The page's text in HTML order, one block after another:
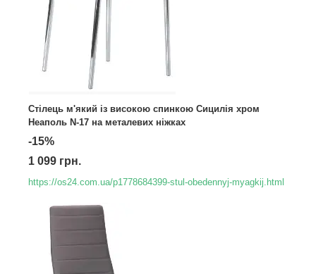
Стілець м'який із високою спинкою Сицилія хром
Неаполь N-17 на металевих ніжках
-15%
1 099 грн.
https://os24.com.ua/p1778684399-stul-obedennyj-myagkij.html